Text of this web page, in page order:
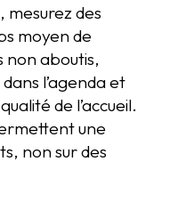
mesurez des
moyen de
non aboutis,
l’agenda et
de l’accueil.
une
non sur des